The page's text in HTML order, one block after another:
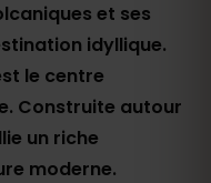
et ses
idyllique.
le centre
Construite autour
un riche
moderne.